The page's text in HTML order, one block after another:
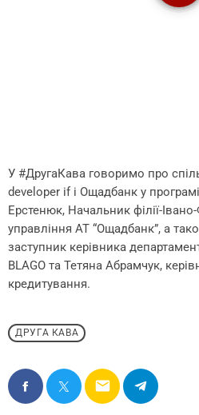
У #ДругаКава говоримо про
developer if і Ощадбанк у
Ерстенюк, Начальник філії-
управління АТ “Ощадбанк”, а
заступник керівника
BLAGO та Тетяна Абрамчук,
кредитування.
ДРУГА КАВА
email